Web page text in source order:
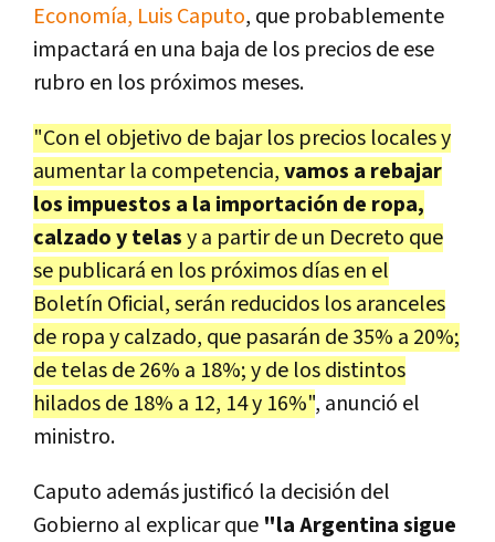
Economía, Luis Caputo, que probablemente
impactará en una baja de los precios de ese
rubro en los próximos meses.
"Con el objetivo de bajar los precios locales y
aumentar la competencia,vamos a rebajar
los impuestos a la importación de ropa,
calzado y telasy a partir de un Decreto que
se publicará en los próximos días en el
Boletín Oficial, serán reducidos los aranceles
de ropa y calzado, que pasarán de 35% a 20%;
de telas de 26% a 18%; y de los distintos
hilados de 18% a 12, 14 y 16%", anunció el
ministro.
Caputo además justificó la decisión del
Gobierno al explicar que "la Argentina sigue